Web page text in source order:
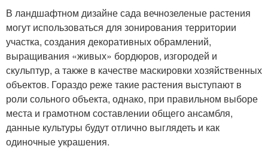
В ландшафтном дизайне сада вечнозеленые растения
могут использоваться для зонирования территории
участка, создания декоративных обрамлений,
выращивания «живых» бордюров, изгородей и
скульптур, а также в качестве маскировки хозяйственных
объектов. Гораздо реже такие растения выступают в
роли сольного объекта, однако, при правильном выборе
места и грамотном составлении общего ансамбля,
данные культуры будут отлично выглядеть и как
одиночные украшения.